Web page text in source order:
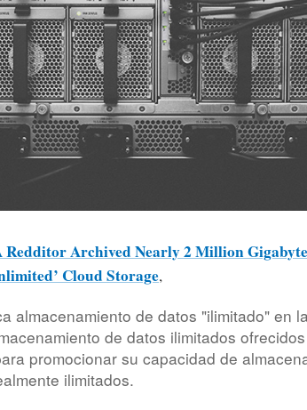
Redditor Archived Nearly 2 Million
Cloud Storage,
almacenamiento de datos "ilimitado" en
de datos ilimitados
promocionar su capacidad de
ilimitados.